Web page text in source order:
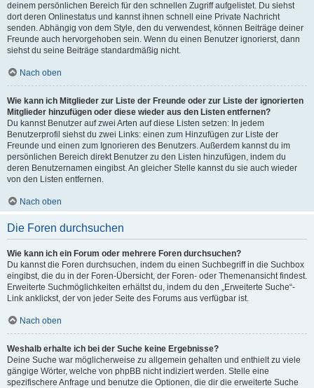
deinem persönlichen Bereich für den schnellen Zugriff aufgelistet. Du siehst
dort deren Onlinestatus und kannst ihnen schnell eine Private Nachricht
senden. Abhängig von dem Style, den du verwendest, können Beiträge deiner
Freunde auch hervorgehoben sein. Wenn du einen Benutzer ignorierst, dann
siehst du seine Beiträge standardmäßig nicht.
Nach oben
Wie kann ich Mitglieder zur Liste der Freunde oder zur Liste der ignorierten
Mitglieder hinzufügen oder diese wieder aus den Listen entfernen?
Du kannst Benutzer auf zwei Arten auf diese Listen setzen: In jedem
Benutzerprofil siehst du zwei Links: einen zum Hinzufügen zur Liste der
Freunde und einen zum Ignorieren des Benutzers. Außerdem kannst du im
persönlichen Bereich direkt Benutzer zu den Listen hinzufügen, indem du
deren Benutzernamen eingibst. An gleicher Stelle kannst du sie auch wieder
von den Listen entfernen.
Nach oben
Die Foren durchsuchen
Wie kann ich ein Forum oder mehrere Foren durchsuchen?
Du kannst die Foren durchsuchen, indem du einen Suchbegriff in die Suchbox
eingibst, die du in der Foren-Übersicht, der Foren- oder Themenansicht findest.
Erweiterte Suchmöglichkeiten erhältst du, indem du den „Erweiterte Suche“-
Link anklickst, der von jeder Seite des Forums aus verfügbar ist.
Nach oben
Weshalb erhalte ich bei der Suche keine Ergebnisse?
Deine Suche war möglicherweise zu allgemein gehalten und enthielt zu viele
gängige Wörter, welche von phpBB nicht indiziert werden. Stelle eine
spezifischere Anfrage und benutze die Optionen, die dir die erweiterte Suche